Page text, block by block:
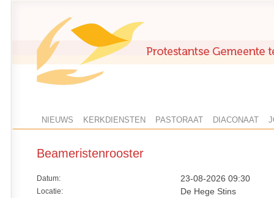
NIEUWS KERKDIENSTEN PASTORAAT DIACONAAT
Beameristenrooster
Datum: 23-08-2026 09:30
Locatie: De Hege Stins